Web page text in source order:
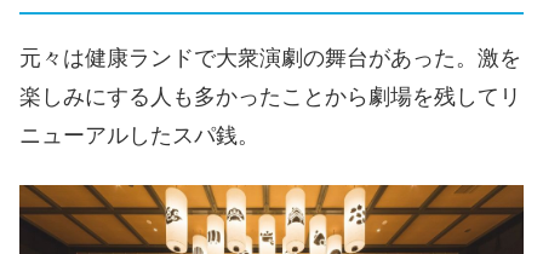
元々は健康ランドで大衆演劇の舞台があった。激を
楽しみにする人も多かったことから劇場を残してリ
ニューアルしたスパ銭。